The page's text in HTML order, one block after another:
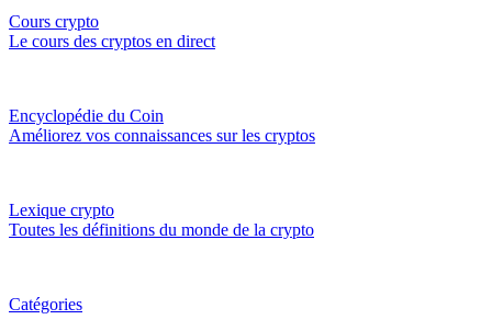
Cours crypto
Le cours des cryptos en direct
Encyclopédie du Coin
Améliorez vos connaissances sur les cryptos
Lexique crypto
Toutes les définitions du monde de la crypto
Catégories